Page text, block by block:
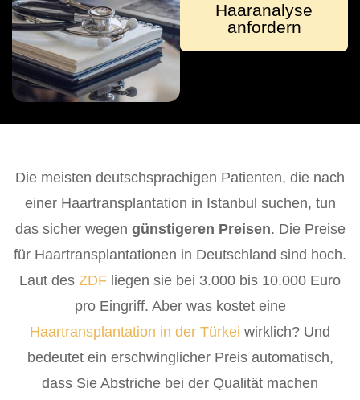
Haaranalyse
anfordern
Die meisten deutschsprachigen Patienten, die nach
einer Haartransplantation in Istanbul suchen, tun
das sicher wegen günstigeren Preisen. Die Preise
für Haartransplantationen in Deutschland sind hoch.
Laut des ZDF liegen sie bei 3.000 bis 10.000 Euro
pro Eingriff. Aber was kostet eine
Haartransplantation in der Türkei wirklich? Und
bedeutet ein erschwinglicher Preis automatisch,
dass Sie Abstriche bei der Qualität machen